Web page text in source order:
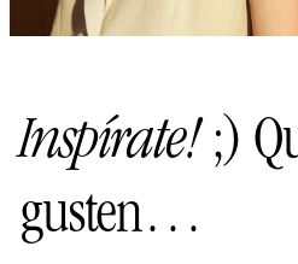
Inspírate!;)
gusten…